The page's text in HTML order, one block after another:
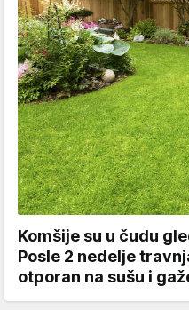
Komšije su u čudu
Posle 2 nedelje
otporan na sušu i